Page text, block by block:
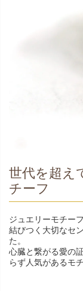
世代を超え
チーフ
ジュエリーモチー
結びつく大切なセ
た。
心臓と繋がる愛の
らず人気があるモ